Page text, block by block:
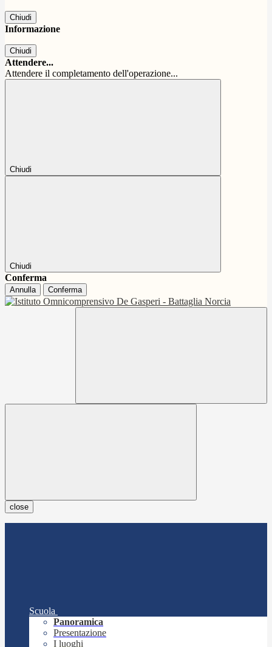
Chiudi
Informazione
Chiudi
Attendere...
Attendere il completamento dell'operazione...
Chiudi
Chiudi
Conferma
Annulla Conferma
close
Scuola
Panoramica
Presentazione
I luoghi